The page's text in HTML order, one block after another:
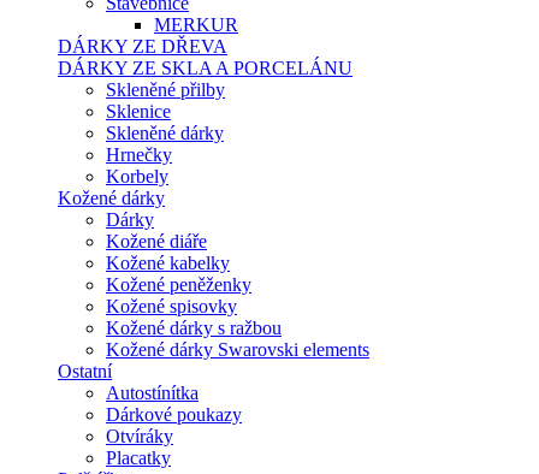
MERKUR
DÁRKY ZE DŘEVA
DÁRKY ZE SKLA A PORCELÁNU
Skleněné přilby
Sklenice
Skleněné dárky
Hrnečky
Korbely
Kožené dárky
Dárky
Kožené diáře
Kožené kabelky
Kožené peněženky
Kožené spisovky
Kožené dárky s ražbou
Kožené dárky Swarovski elements
Ostatní
Autostínítka
Dárkové poukazy
Otvíráky
Placatky